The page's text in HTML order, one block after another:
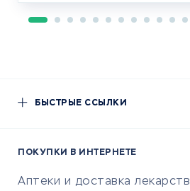
БЫСТРЫЕ ССЫЛКИ
ПОКУПКИ В ИНТЕРНЕТЕ
Аптеки и доставка лекарств